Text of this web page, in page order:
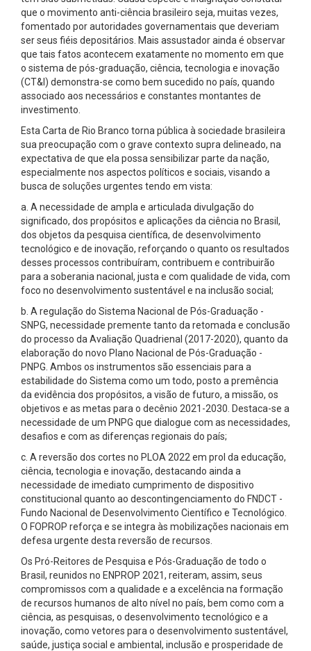
que o movimento anti-ciência brasileiro seja, muitas vezes,
fomentado por autoridades governamentais que deveriam
ser seus fiéis depositários. Mais assustador ainda é observar
que tais fatos acontecem exatamente no momento em que
o sistema de pós-graduação, ciência, tecnologia e inovação
(CT&I) demonstra-se como bem sucedido no país, quando
associado aos necessários e constantes montantes de
investimento.
Esta Carta de Rio Branco torna pública à sociedade brasileira
sua preocupação com o grave contexto supra delineado, na
expectativa de que ela possa sensibilizar parte da nação,
especialmente nos aspectos políticos e sociais, visando a
busca de soluções urgentes tendo em vista:
a. A necessidade de ampla e articulada divulgação do
significado, dos propósitos e aplicações da ciência no Brasil,
dos objetos da pesquisa científica, de desenvolvimento
tecnológico e de inovação, reforçando o quanto os resultados
desses processos contribuíram, contribuem e contribuirão
para a soberania nacional, justa e com qualidade de vida, com
foco no desenvolvimento sustentável e na inclusão social;
b. A regulação do Sistema Nacional de Pós-Graduação -
SNPG, necessidade premente tanto da retomada e conclusão
do processo da Avaliação Quadrienal (2017-2020), quanto da
elaboração do novo Plano Nacional de Pós-Graduação -
PNPG. Ambos os instrumentos são essenciais para a
estabilidade do Sistema como um todo, posto a premência
da evidência dos propósitos, a visão de futuro, a missão, os
objetivos e as metas para o decênio 2021-2030. Destaca-se a
necessidade de um PNPG que dialogue com as necessidades,
desafios e com as diferenças regionais do país;
c. A reversão dos cortes no PLOA 2022 em prol da educação,
ciência, tecnologia e inovação, destacando ainda a
necessidade de imediato cumprimento de dispositivo
constitucional quanto ao descontingenciamento do FNDCT -
Fundo Nacional de Desenvolvimento Científico e Tecnológico.
O FOPROP reforça e se integra às mobilizações nacionais em
defesa urgente desta reversão de recursos.
Os Pró-Reitores de Pesquisa e Pós-Graduação de todo o
Brasil, reunidos no ENPROP 2021, reiteram, assim, seus
compromissos com a qualidade e a excelência na formação
de recursos humanos de alto nível no país, bem como com a
ciência, as pesquisas, o desenvolvimento tecnológico e a
inovação, como vetores para o desenvolvimento sustentável,
saúde, justiça social e ambiental, inclusão e prosperidade de